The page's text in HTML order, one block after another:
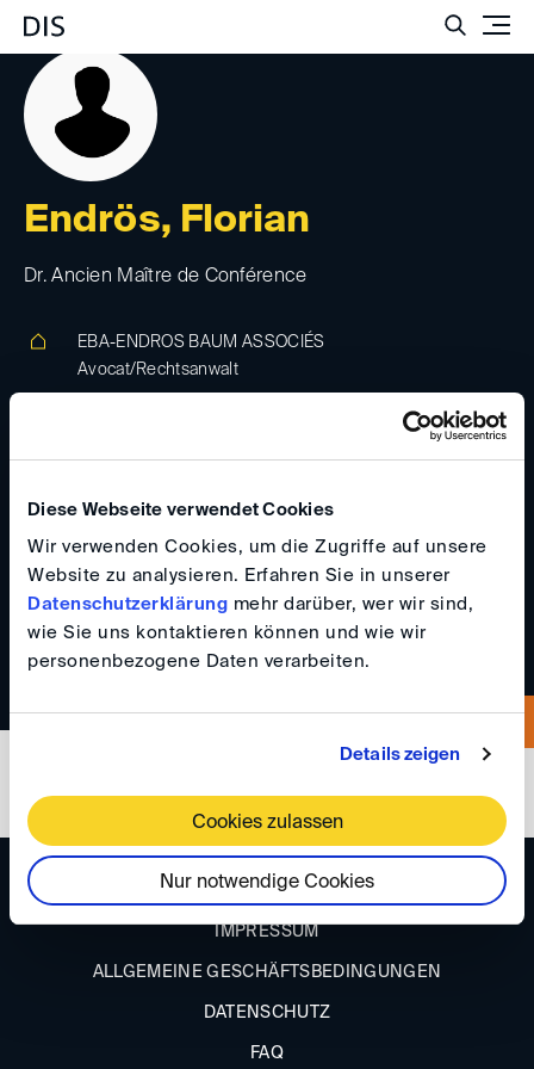
Diese Webseite verwendet Cookies
Wir verwenden Cookies, um die Zugriffe auf unsere
Website zu analysieren. Erfahren Sie in unserer
Datenschutzerklärung mehr darüber, wer wir sind,
wie Sie uns kontaktieren können und wie wir
personenbezogene Daten verarbeiten.
Details zeigen
Cookies zulassen
Nur notwendige Cookies
Endrös, Florian
Dr. Ancien Maître de Conférence
EBA-ENDROS BAUM ASSOCIÉS
Avocat/Rechtsanwalt
florian.endros(at)eba-avocats.com
+33613584196
ANFAHRT
IMPRESSUM
ALLGEMEINE GESCHÄFTSBEDINGUNGEN
DATENSCHUTZ
FAQ